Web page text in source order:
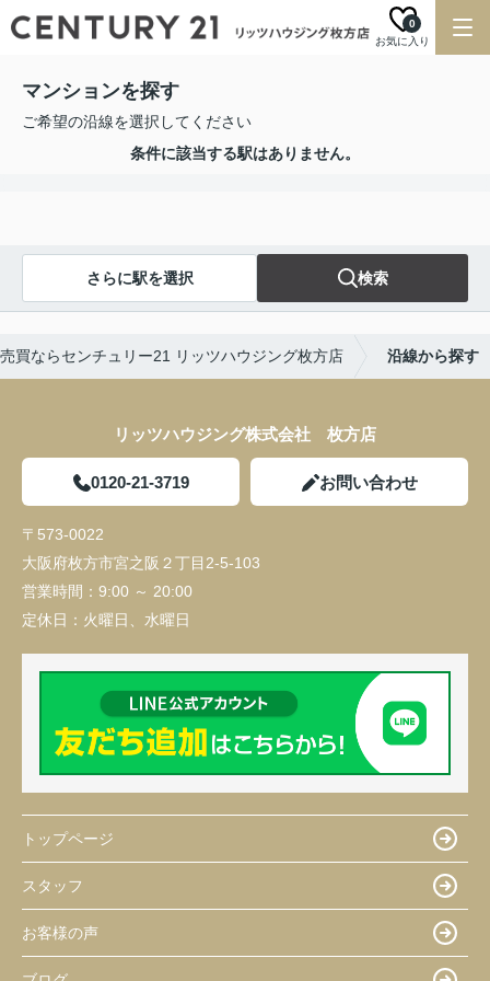
お気に入り
0
マンションを探す
ご希望の沿線を選択してください
条件に該当する駅はありません。
さらに駅を選択 検索
買ならセンチュリー21 リッツハウジング枚方店 沿線から探す
リッツハウジング株式会社 枚方店
0120-21-3719 お問い合わせ
〒573-0022
大阪府枚方市宮之阪２丁目2-5-103
営業時間： 9:00 ～ 20:00
定休日： 火曜日、水曜日
トップページ
スタッフ
お客様の声